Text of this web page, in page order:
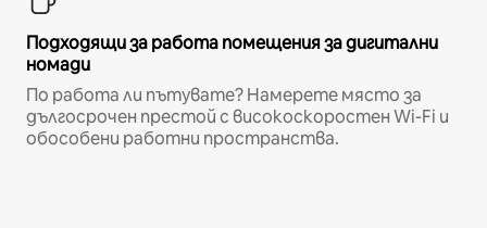
Подходящи за работа помещения за дигитални
номади
По работа ли пътувате? Намерете място за
дългосрочен престой с високоскоростен Wi-Fi и
обособени работни пространства.